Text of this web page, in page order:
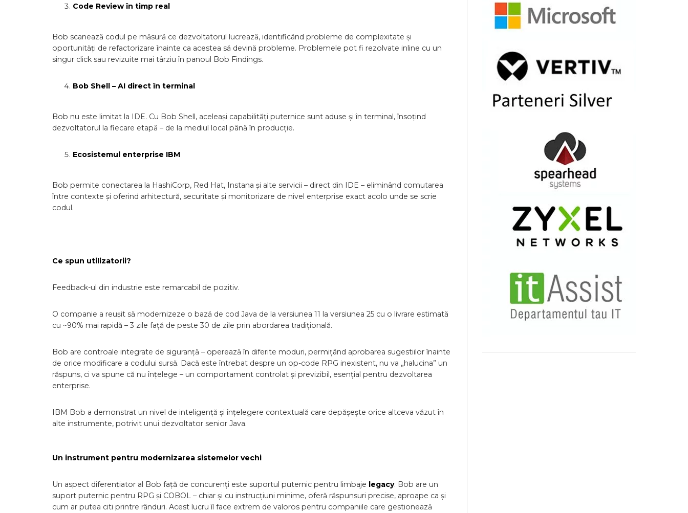
Code Review în timp real
Bob scanează codul pe măsură ce dezvoltatorul lucrează, identificând probleme de complexitate și
oportunități de refactorizare înainte ca acestea să devină probleme. Problemele pot fi rezolvate inline cu un
singur click sau revizuite mai târziu în panoul Bob Findings.
Bob Shell – AI direct în terminal
Bob nu este limitat la IDE. Cu Bob Shell, aceleași capabilități puternice sunt aduse și în terminal, însoțind
dezvoltatorul la fiecare etapă – de la mediul local până în producție.
Ecosistemul enterprise IBM
Bob permite conectarea la HashiCorp, Red Hat, Instana și alte servicii – direct din IDE – eliminând comutarea
între contexte și oferind arhitectură, securitate și monitorizare de nivel enterprise exact acolo unde se scrie
codul.
Ce spun utilizatorii?
Feedback-ul din industrie este remarcabil de pozitiv.
O companie a reușit să modernizeze o bază de cod Java de la versiunea 11 la versiunea 25 cu o livrare estimată
cu ~90% mai rapidă – 3 zile față de peste 30 de zile prin abordarea tradițională.
Bob are controale integrate de siguranță – operează în diferite moduri, permițând aprobarea sugestiilor înainte
de orice modificare a codului sursă. Dacă este întrebat despre un op-code RPG inexistent, nu va „halucina” un
răspuns, ci va spune că nu înțelege – un comportament controlat și previzibil, esențial pentru dezvoltarea
enterprise.
IBM Bob a demonstrat un nivel de inteligență și înțelegere contextuală care depășește orice altceva văzut în
alte instrumente, potrivit unui dezvoltator senior Java.
Un instrument pentru modernizarea sistemelor vechi
Un aspect diferențiator al Bob față de concurenți este suportul puternic pentru limbaje legacy. Bob are un
suport puternic pentru RPG și COBOL – chiar și cu instrucțiuni minime, oferă răspunsuri precise, aproape ca și
cum ar putea citi printre rânduri. Acest lucru îl face extrem de valoros pentru companiile care gestionează